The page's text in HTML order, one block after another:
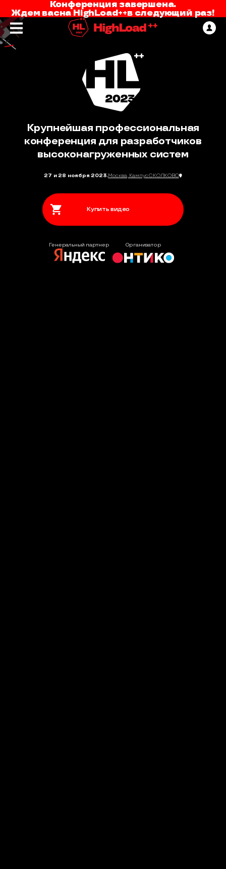
Конференция завершена.
Ждем васна HighLoad++в следующий раз!
27 и 28 ноября 2023.Москва, Кампус СКОЛКОВО
Крупнейшая профессиональная
конференция для разработчиков
высоконагруженных систем
Купить видео
Генеральный партнер Организатор